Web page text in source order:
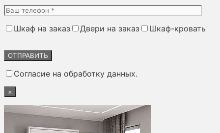
Шкаф на заказ Двери на заказ
Шкаф-кровать
это
пустым.
Согласие на обработку данных.
×